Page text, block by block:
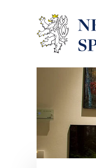
Přeskočit na hlavní obsah